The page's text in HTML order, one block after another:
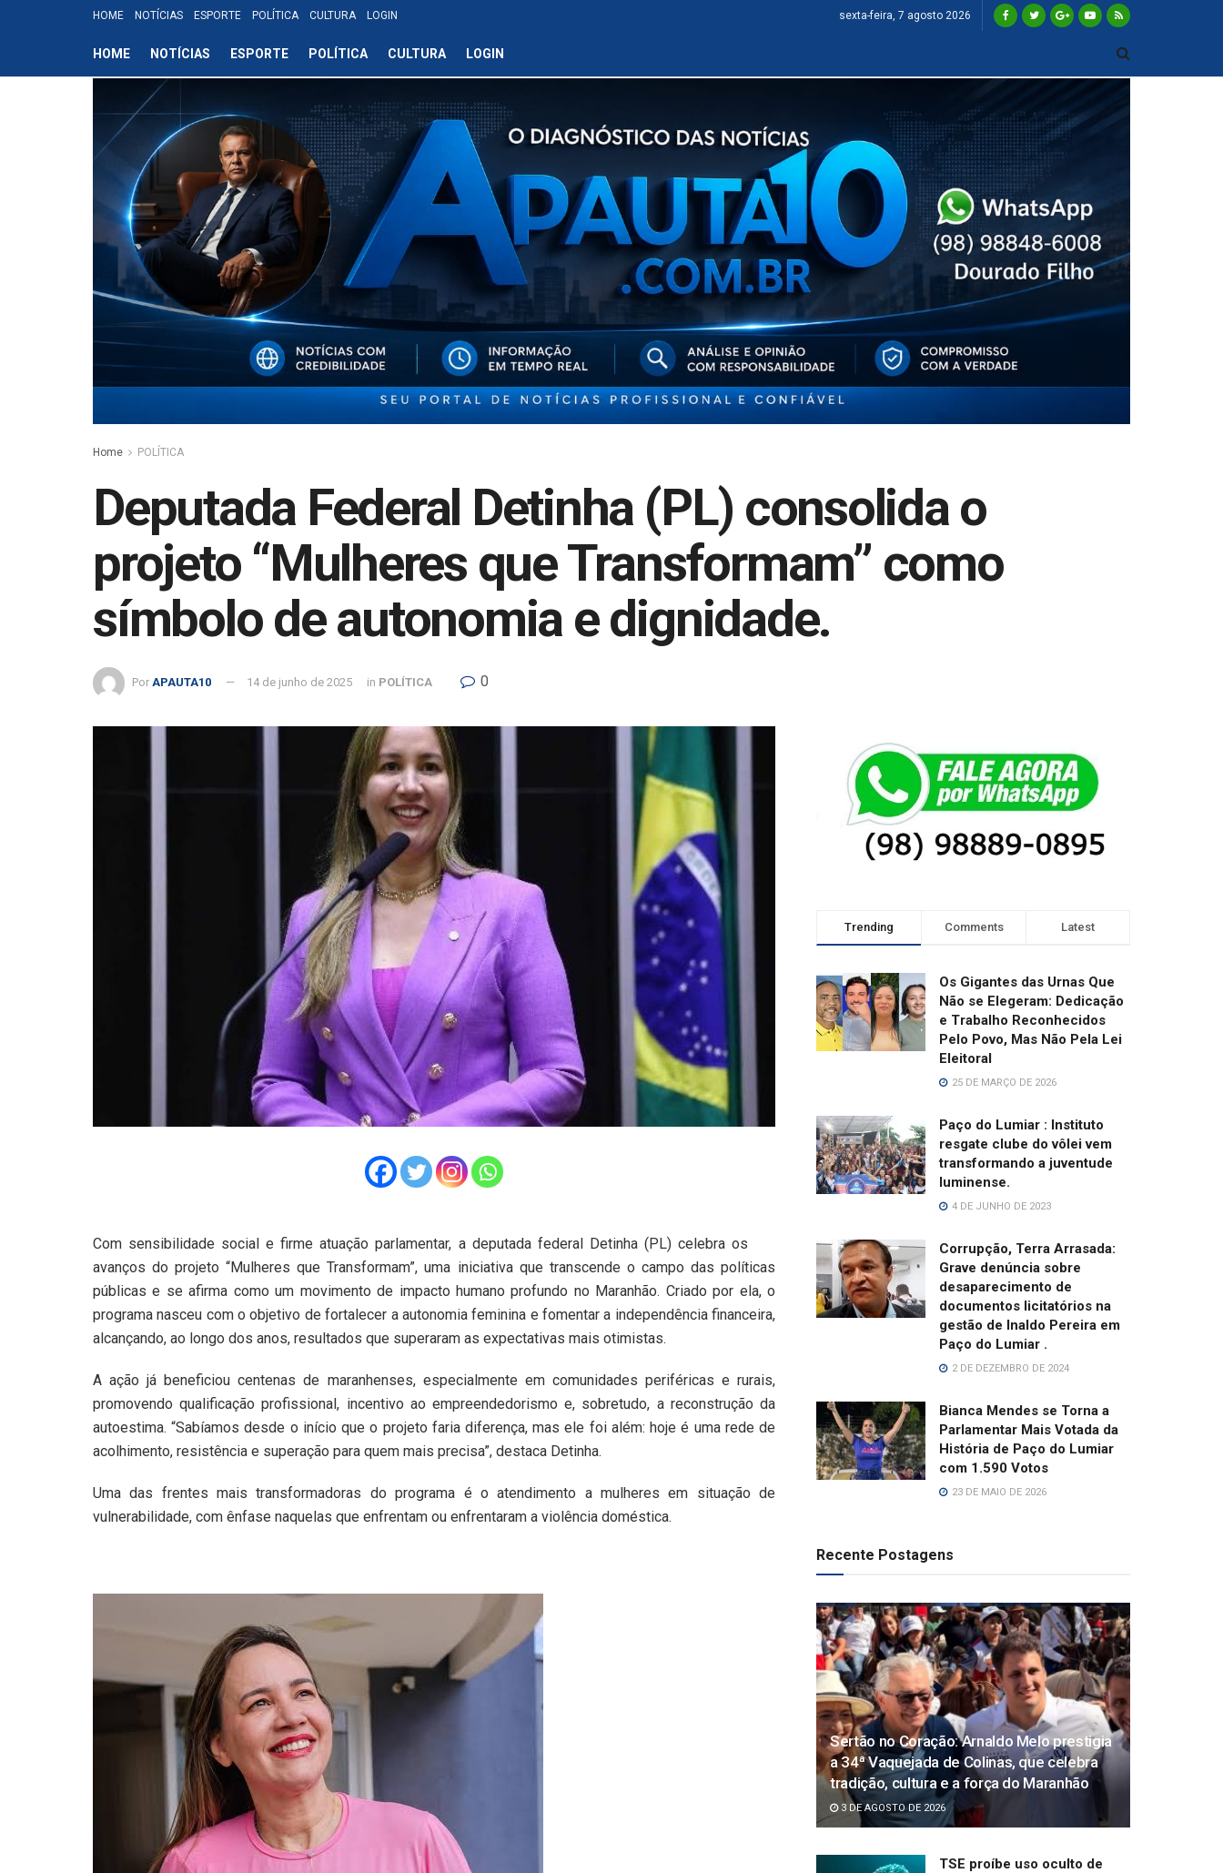
HOME NOTÍCIAS ESPORTE POLÍTICA CULTURA LOGIN sexta-feira, 7 agosto 2026
HOME NOTÍCIAS ESPORTE POLÍTICA CULTURA LOGIN
Home POLÍTICA
Deputada Federal Detinha (PL) consolida o
projeto “Mulheres que Transformam” como
símbolo de autonomia e dignidade.
Por APAUTA10 14 de junho de 2025 in POLÍTICA 0
Com sensibilidade social e firme atuação parlamentar, a deputada federal Detinha (PL) celebra os
avanços do projeto “Mulheres que Transformam”, uma iniciativa que transcende o campo das políticas
públicas e se afirma como um movimento de impacto humano profundo no Maranhão. Criado por ela, o
programa nasceu com o objetivo de fortalecer a autonomia feminina e fomentar a independência financeira,
alcançando, ao longo dos anos, resultados que superaram as expectativas mais otimistas.
A ação já beneficiou centenas de maranhenses, especialmente em comunidades periféricas e rurais,
promovendo qualificação profissional, incentivo ao empreendedorismo e, sobretudo, a reconstrução da
autoestima. “Sabíamos desde o início que o projeto faria diferença, mas ele foi além: hoje é uma rede de
acolhimento, resistência e superação para quem mais precisa”, destaca Detinha.
Uma das frentes mais transformadoras do programa é o atendimento a mulheres em situação de
vulnerabilidade, com ênfase naquelas que enfrentam ou enfrentaram a violência doméstica.
Trending Comments Latest
Os Gigantes das Urnas Que
Não se Elegeram: Dedicação
e Trabalho Reconhecidos
Pelo Povo, Mas Não Pela Lei
Eleitoral
25 DE MARÇO DE 2026
Paço do Lumiar : Instituto
resgate clube do vôlei vem
transformando a juventude
luminense.
4 DE JUNHO DE 2023
Corrupção, Terra Arrasada:
Grave denúncia sobre
desaparecimento de
documentos licitatórios na
gestão de Inaldo Pereira em
Paço do Lumiar .
2 DE DEZEMBRO DE 2024
Bianca Mendes se Torna a
Parlamentar Mais Votada da
História de Paço do Lumiar
com 1.590 Votos
23 DE MAIO DE 2026
Recente Postagens
Sertão no Coração: Arnaldo Melo prestigia
a 34ª Vaquejada de Colinas, que celebra
tradição, cultura e a força do Maranhão
3 DE AGOSTO DE 2026
TSE proíbe uso oculto de